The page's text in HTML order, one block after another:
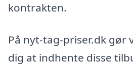
kontrakten.
På nyt-tag-priser.dk gør
dig at indhente disse